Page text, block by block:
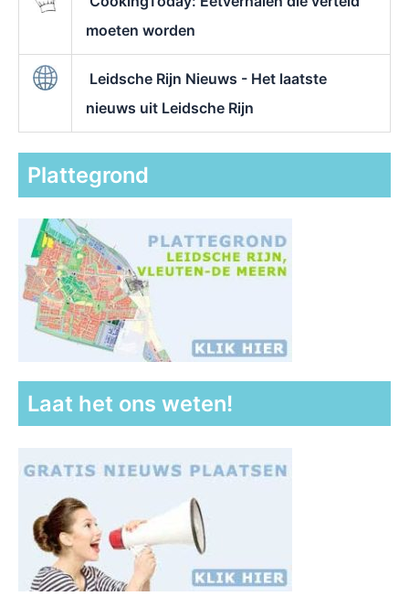
moeten worden
Leidsche Rijn Nieuws - Het laatste
nieuws uit Leidsche Rijn
Plattegrond
Laat het ons weten!